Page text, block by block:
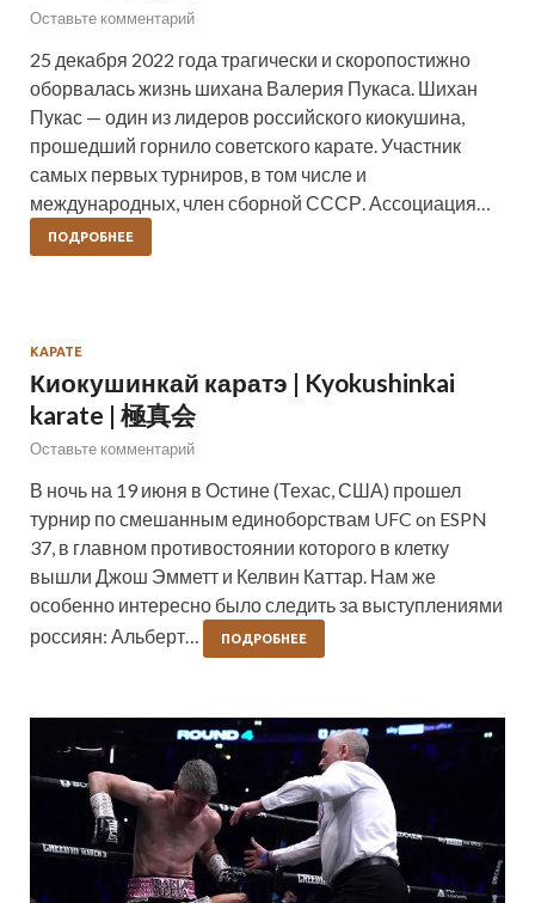
Оставьте комментарий
25 декабря 2022 года трагически и скоропостижно
оборвалась жизнь шихана Валерия Пукаса. Шихан
Пукас — один из лидеров российского киокушина,
прошедший горнило советского карате. Участник
самых первых турниров, в том числе и
международных, член сборной СССР. Ассоциация…
ПОДРОБНЕЕ
КАРАТЕ
Киокушинкай каратэ | Kyokushinkai
karate | 極真会
Оставьте комментарий
В ночь на 19 июня в Остине (Техас, США) прошел
турнир по смешанным единоборствам UFC on ESPN
37, в главном противостоянии которого в клетку
вышли Джош Эмметт и Келвин Каттар. Нам же
особенно интересно было следить за выступлениями
россиян: Альберт…
ПОДРОБНЕЕ